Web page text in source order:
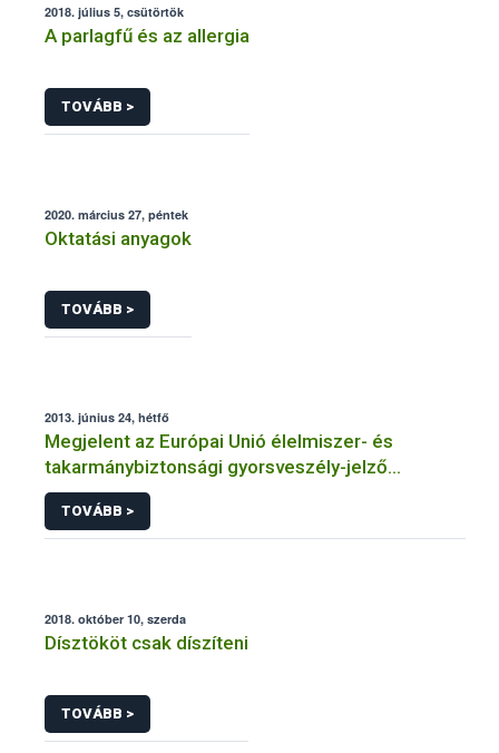
2018. július 5, csütörtök
A parlagfű és az allergia
TOVÁBB >
2020. március 27, péntek
Oktatási anyagok
TOVÁBB >
2013. június 24, hétfő
Megjelent az Európai Unió élelmiszer- és
takarmánybiztonsági gyorsveszély-jelző
rendszerének éves jelentése
TOVÁBB >
2018. október 10, szerda
Dísztököt csak díszíteni
TOVÁBB >